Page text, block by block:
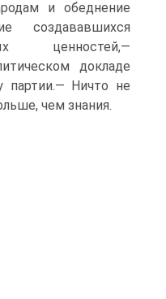
и обеднение
создававшихся
ценностей,—
докладе
Ничто не
чем знания.